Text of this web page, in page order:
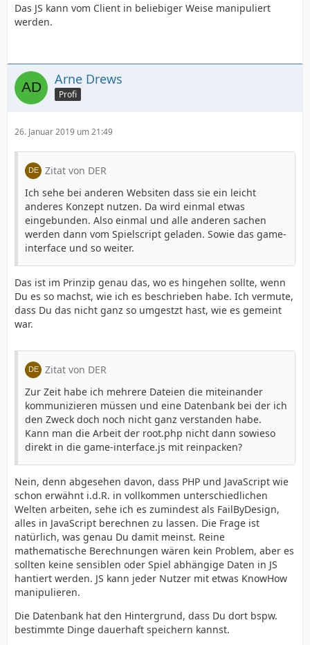
Das JS kann vom Client in beliebiger Weise manipuliert
werden.
Arne Drews
Profi
26. Januar 2019 um 21:49
Zitat von DER
Ich sehe bei anderen Websiten dass sie ein leicht
anderes Konzept nutzen. Da wird einmal etwas
eingebunden. Also einmal und alle anderen sachen
werden dann vom Spielscript geladen. Sowie das game-
interface und so weiter.
Das ist im Prinzip genau das, wo es hingehen sollte, wenn
Du es so machst, wie ich es beschrieben habe. Ich vermute,
dass Du das nicht ganz so umgestzt hast, wie es gemeint
war.
Zitat von DER
Zur Zeit habe ich mehrere Dateien die miteinander
kommunizieren müssen und eine Datenbank bei der ich
den Zweck doch noch nicht ganz verstanden habe.
Kann man die Arbeit der root.php nicht dann sowieso
direkt in die game-interface.js mit reinpacken?
Nein, denn abgesehen davon, dass PHP und JavaScript wie
schon erwähnt i.d.R. in vollkommen unterschiedlichen
Welten arbeiten, sehe ich es zumindest als FailByDesign,
alles in JavaScript berechnen zu lassen. Die Frage ist
natürlich, was genau Du damit meinst. Reine
mathematische Berechnungen wären kein Problem, aber es
sollten keine sensiblen oder Spiel abhängige Daten in JS
hantiert werden. JS kann jeder Nutzer mit etwas KnowHow
manipulieren.
Die Datenbank hat den Hintergrund, dass Du dort bspw.
bestimmte Dinge dauerhaft speichern kannst.